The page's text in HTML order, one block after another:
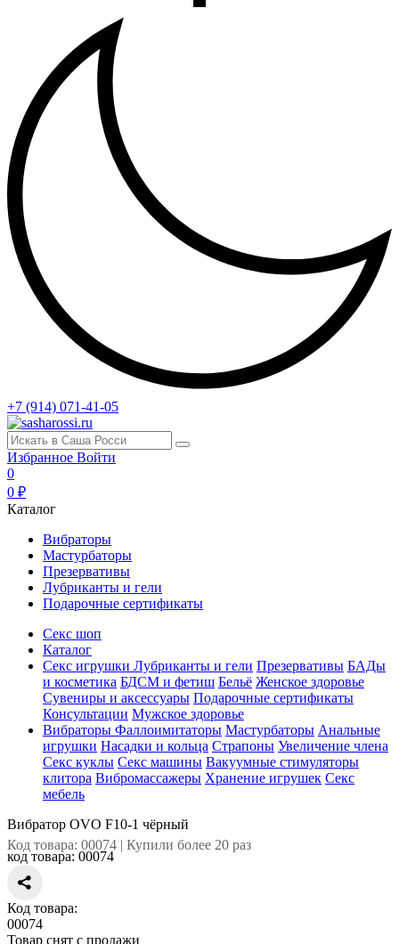
+7 (914) 071-41-05
Избранное Войти
0
0 ₽
Каталог
Вибраторы
Мастурбаторы
Презервативы
Лубриканты и гели
Подарочные сертификаты
Секс шоп
Каталог
Секс игрушки Лубриканты и гели Презервативы БАДы
и косметика БДСМ и фетиш Бельё Женское здоровье
Сувениры и аксессуары Подарочные сертификаты
Консультации Мужское здоровье
Вибраторы Фаллоимитаторы Мастурбаторы Анальные
игрушки Насадки и кольца Страпоны Увеличение члена
Секс куклы Секс машины Вакуумные стимуляторы
клитора Вибромассажеры Хранение игрушек Секс
мебель
Вибратор OVO F10-1 чёрный
Код товара: 00074 | Купили более 20 раз
код товара: 00074
Код товара:
00074
Товар снят с продажи